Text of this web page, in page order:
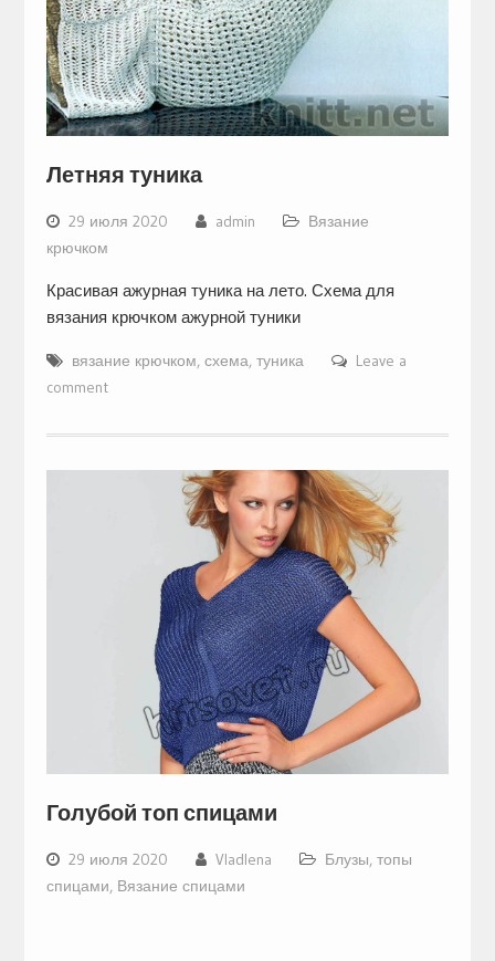
Летняя туника
29 июля 2020 admin
Вязание
крючком
Красивая ажурная туника на лето. Схема для
вязания крючком ажурной туники
вязание крючком, схема, туника
Leave a
comment
Голубой топ спицами
29 июля 2020 Vladlena
Блузы, топы
спицами, Вязание спицами